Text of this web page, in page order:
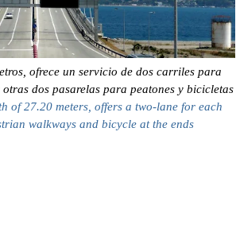
ofrece un servicio de dos carriles para
dos pasarelas para peatones y bicicletas
of 27.20 meters, offers a two-lane for each
walkways and bicycle at the ends